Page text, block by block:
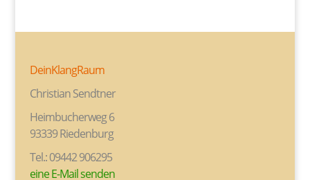
DeinKlangRaum
Christian Sendtner
Heimbucherweg 6
93339 Riedenburg
Tel.: 09442 906295
eine E-Mail senden